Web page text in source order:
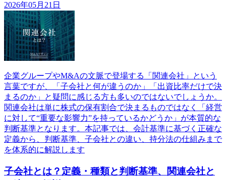
2026年05月21日
企業グループやM&Aの文脈で登場する「関連会社」という
言葉ですが、「子会社と何が違うのか」「出資比率だけで決
まるのか」と疑問に感じる方も多いのではないでしょうか。
関連会社は単に株式の保有割合で決まるものではなく「経営
に対して“重要な影響力”を持っているかどうか」が本質的な
判断基準となります。本記事では、会計基準に基づく正確な
定義から、判断基準、子会社との違い、持分法の仕組みまで
を体系的に解説します
子会社とは？定義・種類と判断基準、関連会社と